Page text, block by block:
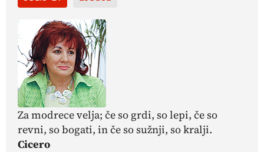
Za modrece velja; če so grdi, so lepi, če so
revni, so bogati, in če so sužnji, so kralji.
Cicero